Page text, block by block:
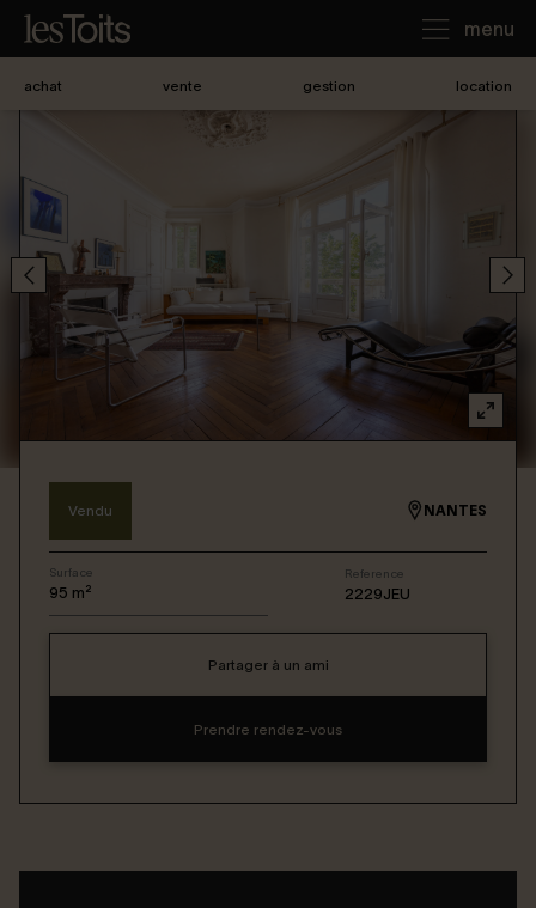
menu
Je loue
Je vends
Notre agence
Connexion / Inscription
achat vente gestion location
Vendu NANTES
Surface
95 m²
Reference
2229JEU
Partager à un ami
Prendre rendez-vous